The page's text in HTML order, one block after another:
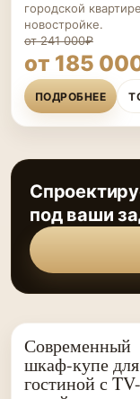
городской
новостройке.
от 241 000₽
от 185
ПОДРОБНЕЕ
под ваши
ШКАФЫ-
КУПЕ НА ЗАКАЗ
Современный
шкаф-купе для
гостиной с TV-